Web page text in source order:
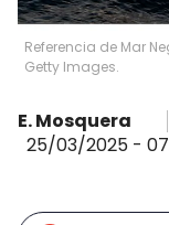
Referencia de Mar
Getty Images.
E. Mosquera
25/03/2025 -